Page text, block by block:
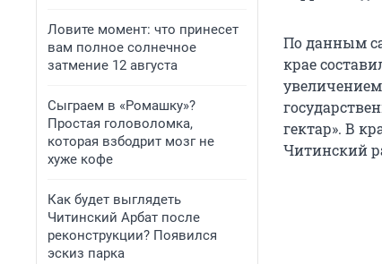
Ловите момент: что принесет
вам полное солнечное
затмение 12 августа
Сыграем в «Ромашку»?
Простая головоломка,
которая взбодрит мозг не
хуже кофе
Как будет выглядеть
Читинский Арбат после
реконструкции? Появился
эскиз парка
По данным
крае
гектар». В
Читинский